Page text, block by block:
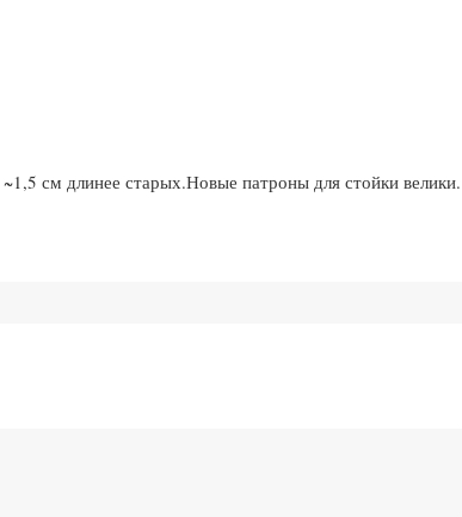
см длинее старых.Новые патроны для стойки велики.